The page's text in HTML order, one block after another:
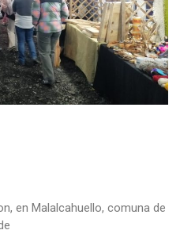
en Malalcahuello, comuna de